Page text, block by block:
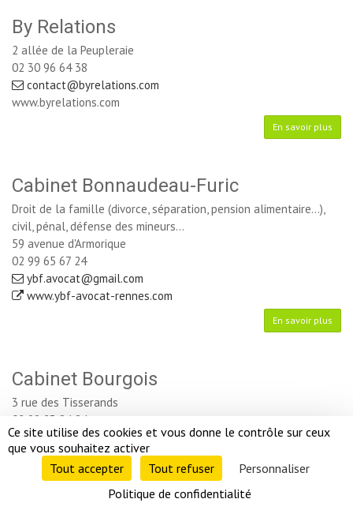
By Relations
2 allée de la Peupleraie
02 30 96 64 38
contact@byrelations.com
www.byrelations.com
En savoir plus
Cabinet Bonnaudeau-Furic
Droit de la famille (divorce, séparation, pension alimentaire...),
civil, pénal, défense des mineurs...
59 avenue d'Armorique
02 99 65 67 24
ybf.avocat@gmail.com
www.ybf-avocat-rennes.com
En savoir plus
Cabinet Bourgois
3 rue des Tisserands
02 99 23 84 84
cabinet-bourgois@cabinet-bourgois.fr
Ce site utilise des cookies et vous donne le contrôle sur ceux
que vous souhaitez activer
Tout accepter
Tout refuser
Personnaliser
Politique de confidentialité